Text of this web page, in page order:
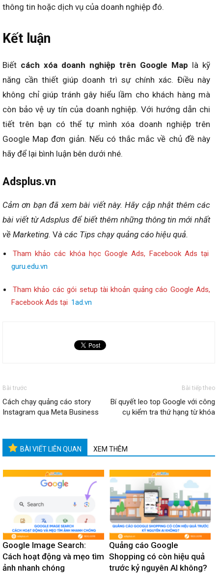
thông tin hoặc dịch vụ của doanh nghiệp đó.
Kết luận
Biết cách xóa doanh nghiệp trên Google Map là kỹ
năng cần thiết giúp doanh trì sự chính xác. Điều này
không chỉ giúp tránh gây hiểu lầm cho khách hàng mà
còn bảo vệ uy tín của doanh nghiệp. Với hướng dẫn chi
tiết trên bạn có thể tự mình xóa doanh nghiệp trên
Google Map đơn giản. Nếu có thắc mắc về chủ đề này
hãy để lại bình luận bên dưới nhé.
Adsplus.vn
Cảm ơn bạn đã xem bài viết này. Hãy cập nhật thêm các
bài viết từ Adsplus để biết thêm những thông tin mới nhất
về Marketing. Và các Tips chạy quảng cáo hiệu quả.
Tham khảo các khóa học Google Ads, Facebook Ads tại
guru.edu.vn
Tham khảo các gói setup tài khoản quảng cáo Google Ads,
Facebook Ads tại 1ad.vn
Bài trước
Cách chạy quảng cáo story
Instagram qua Meta Business
Bài tiếp theo
Bí quyết leo top Google với công
cụ kiểm tra thứ hạng từ khóa
BÀI VIẾT LIÊN QUAN XEM THÊM
Google Image Search:
Cách hoạt động và mẹo tìm
ảnh nhanh chóng
Quảng cáo Google
Shopping có còn hiệu quả
trước kỷ nguyên AI không?